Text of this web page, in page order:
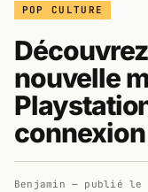
POP CULTURE
nouvelle
Benjamin — publié le